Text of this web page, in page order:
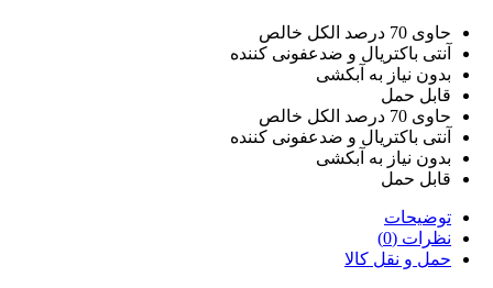
حاوی 70 درصد الکل خالص
آنتی باکتریال و ضدعفونی کننده
بدون نیاز به آبکشی
قابل حمل
حاوی 70 درصد الکل خالص
آنتی باکتریال و ضدعفونی کننده
بدون نیاز به آبکشی
قابل حمل
توضیحات
نظرات (0)
حمل و نقل کالا